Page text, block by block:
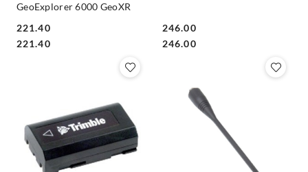
GeoExplorer 6000 GeoXR
Cena:
221.40
Cena:
221.40 Cena:
246.00
Cena:
246.00